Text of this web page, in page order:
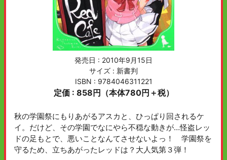
発売日 : 2010年9月15日
サイズ : 新書判
ISBN : 9784046311221
定価 : 858円（本体780円＋税）
秋の学園祭にもりあがるアスカと、ひっぱり回されるケ
イ。だけど、その学園でなにやら不穏な動きが…怪盗レッ
ドの足もとで、悪いことなんてさせないよっ！ 学園祭を
守るため、立ちあがったレッドは？大人気第３弾！